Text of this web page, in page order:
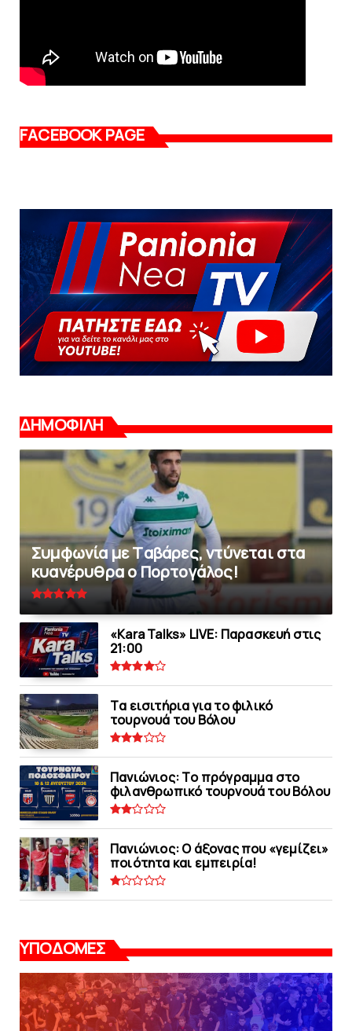
FACEBOOK PAGE
ΔΗΜΟΦΙΛΗ
Συμφωνία με Tαβάρες, ντύνεται στα
κυανέρυθρα ο Πορτογάλος!
«Kara Talks» LIVE: Παρασκευή στις
21:00
Tα εισιτήρια για το φιλικό
τουρνουά του Bόλου
Πανιώνιoς: Tο πρόγραμμα στο
φιλανθρωπικό τουρνουά του Bόλου
Πανιώνιος: O άξονας που «γεμίζει»
ποιότητα και εμπειρία!
ΥΠΟΔΟΜΕΣ